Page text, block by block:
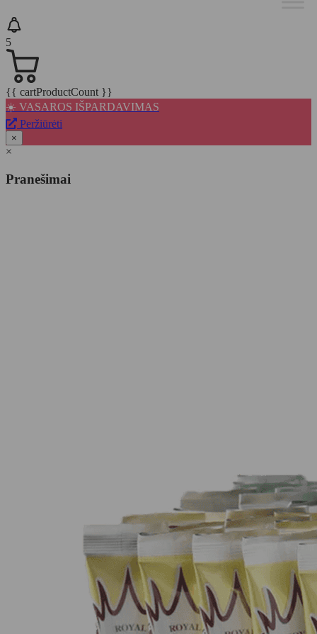
5
{{ cartProductCount }}
☀️ VASAROS IŠPARDAVIMAS
Peržiūrėti
×
×
Pranešimai